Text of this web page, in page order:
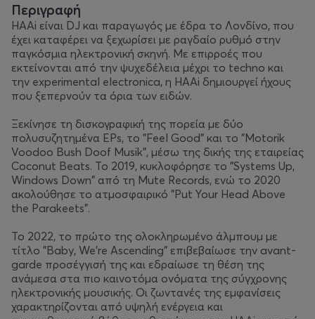
Περιγραφή
HAAi είναι DJ και παραγωγός με έδρα το Λονδίνο, που
έχει καταφέρει να ξεχωρίσει με ραγδαίο ρυθμό στην
παγκόσμια ηλεκτρονική σκηνή. Με επιρροές που
εκτείνονται από την ψυχεδέλεια μέχρι το techno και
την experimental electronica, η HAAi δημιουργεί ήχους
που ξεπερνούν τα όρια των ειδών.
Ξεκίνησε τη δισκογραφική της πορεία με δύο
πολυσυζητημένα EPs, το "Feel Good" και το "Motorik
Voodoo Bush Doof Musik", μέσω της δικής της εταιρείας
Coconut Beats. Το 2019, κυκλοφόρησε το "Systems Up,
Windows Down" από τη Mute Records, ενώ το 2020
ακολούθησε το ατμοσφαιρικό "Put Your Head Above
the Parakeets".
Το 2022, το πρώτο της ολοκληρωμένο άλμπουμ με
τίτλο "Baby, We're Ascending" επιβεβαίωσε την avant-
garde προσέγγισή της και εδραίωσε τη θέση της
ανάμεσα στα πιο καινοτόμα ονόματα της σύγχρονης
ηλεκτρονικής μουσικής. Οι ζωντανές της εμφανίσεις
χαρακτηρίζονται από υψηλή ενέργεια και